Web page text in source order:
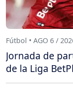
Fútbol • AGO 6 /
Jornada de
de la Liga